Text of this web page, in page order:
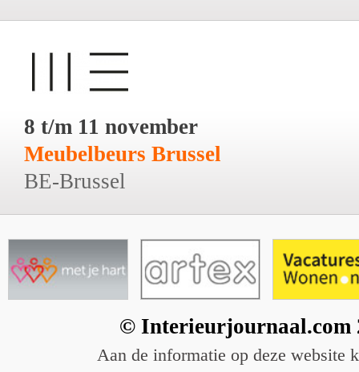
8 t/m 11 november
Meubelbeurs Brussel
BE-Brussel
© Interieurjournaal.com
Aan de informatie op deze website